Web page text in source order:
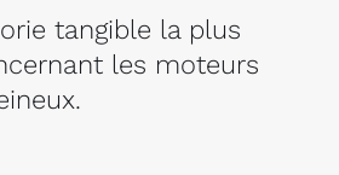
tangible la plus
les moteurs